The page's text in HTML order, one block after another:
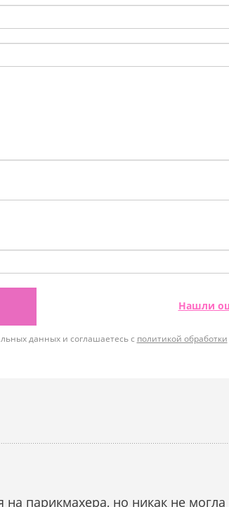
Нашли
данных и соглашаетесь с политикой обработки
на парикмахера, но никак не